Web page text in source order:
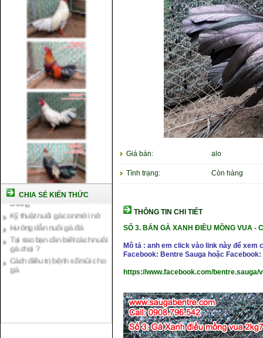
CHIA SẺ KIẾN THỨC
Cách nuôi gà chế độ đá c1
Cách nuôi gà đông tảo thuần
chủng
Kỹ thuật nuôi gà con mới nở
Hướng dẫn nuôi gà đá
Tại sao bạn cần biết cách nuôi
gà chọi ?
Cách điều trị bệnh sổ mũi cho
gà
Giá bán: alo
Tình trạng: Còn hàng
THÔNG TIN CHI TIẾT
SỐ 3. BÁN GÀ XANH ĐIỀU MỒNG VUA -
Mô tả : anh em click vào link này để
Facebook: Bentre Sauga hoặc Facebook:
https://www.facebook.com/bentre.sauga/